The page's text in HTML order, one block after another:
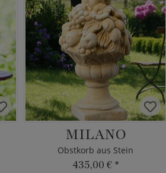
MILANO
Obstkorb aus Stein
435,00 € *